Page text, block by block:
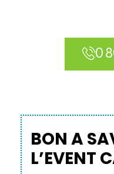
0
BON A
L’EVENT